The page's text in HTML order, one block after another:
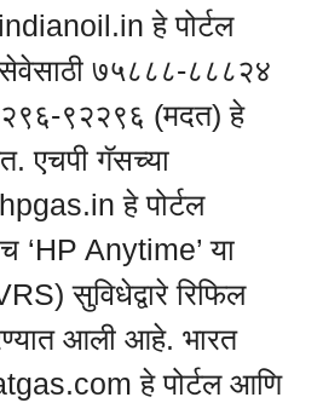
हे पोर्टल
७५८८८-८८८२४
९२२९६ (मदत) हे
एचपी गॅसच्या
हे पोर्टल
Anytime’ या
सुविधेद्वारे रिफिल
आली आहे. भारत
हे पोर्टल आणि